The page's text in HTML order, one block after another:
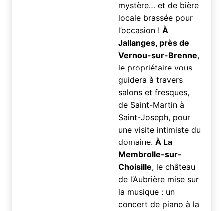
mystère… et de bière
locale brassée pour
l’occasion !À
Jallanges, près de
Vernou-sur-Brenne,
le propriétaire vous
guidera à travers
salons et fresques,
de Saint-Martin à
Saint-Joseph, pour
une visite intimiste du
domaine.À La
Membrolle-sur-
Choisille, le château
de l’Aubrière mise sur
la musique : un
concert de piano à la